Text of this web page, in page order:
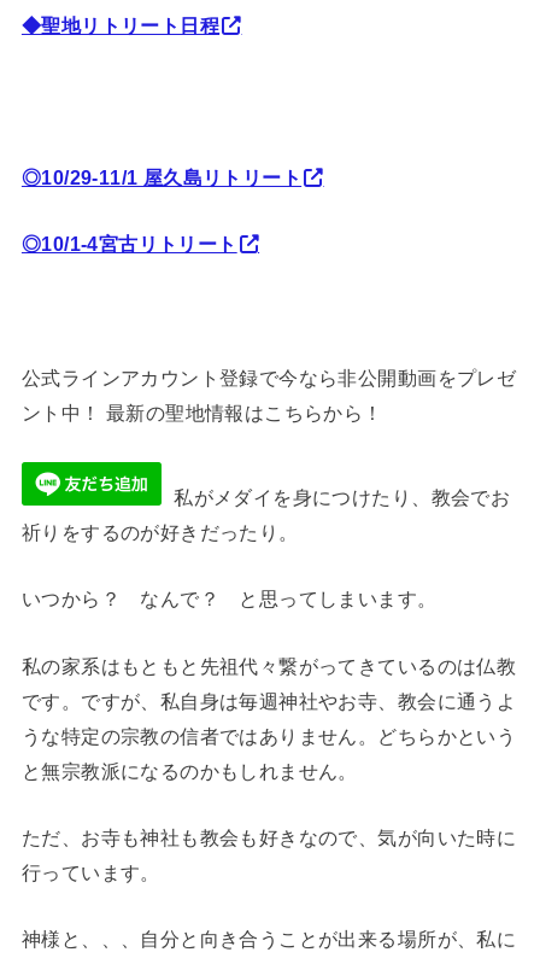
◆聖地リトリート日程
◎10/29-11/1 屋久島リトリート
◎10/1-4宮古リトリート
公式ラインアカウント登録で今なら非公開動画をプレゼ
ント中！ 最新の聖地情報はこちらから！
私がメダイを身につけたり、教会でお
祈りをするのが好きだったり。
いつから？ なんで？ と思ってしまいます。
私の家系はもともと先祖代々繋がってきているのは仏教
です。ですが、私自身は毎週神社やお寺、教会に通うよ
うな特定の宗教の信者ではありません。どちらかという
と無宗教派になるのかもしれません。
ただ、お寺も神社も教会も好きなので、気が向いた時に
行っています。
神様と、、、自分と向き合うことが出来る場所が、私に